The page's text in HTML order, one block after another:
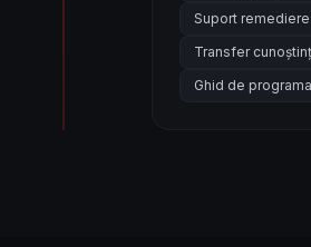
Suport remediere
Transfer
Ghid de